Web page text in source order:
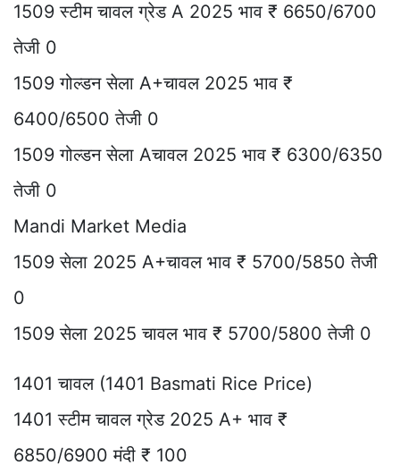
1509 स्टीम चावल ग्रेड A 2025 भाव ₹ 6650/6700
तेजी 0
1509 गोल्डन सेला A+चावल 2025 भाव ₹
6400/6500 तेजी 0
1509 गोल्डन सेला Aचावल 2025 भाव ₹ 6300/6350
तेजी 0
Mandi Market Media
1509 सेला 2025 A+चावल भाव ₹ 5700/5850 तेजी
0
1509 सेला 2025 चावल भाव ₹ 5700/5800 तेजी 0
1401 चावल (1401 Basmati Rice Price)
1401 स्टीम चावल ग्रेड 2025 A+ भाव ₹
6850/6900 मंदी ₹ 100